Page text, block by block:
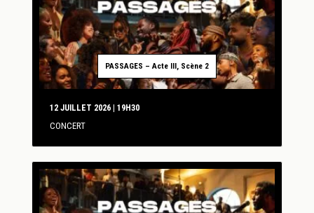
PASSAGES – Acte III, Scène 2
12 JUILLET 2026 | 19H30
CONCERT